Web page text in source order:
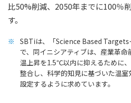
比50%削減、2050年までに100％
す。
SBTiは、「Science Based Targets
で、同イニシアティブは、産業革
温上昇を1.5℃以内に抑えるために
整合し、科学的知見に基づいた温
設定するように求めています。